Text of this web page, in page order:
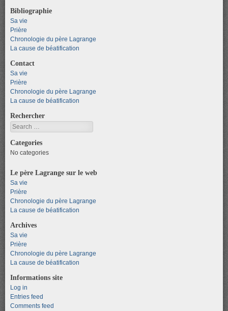
Bibliographie
Sa vie
Prière
Chronologie du père Lagrange
La cause de béatification
Contact
Sa vie
Prière
Chronologie du père Lagrange
La cause de béatification
Rechercher
Search
Categories
No categories
Le père Lagrange sur le web
Sa vie
Prière
Chronologie du père Lagrange
La cause de béatification
Archives
Sa vie
Prière
Chronologie du père Lagrange
La cause de béatification
Informations site
Log in
Entries feed
Comments feed